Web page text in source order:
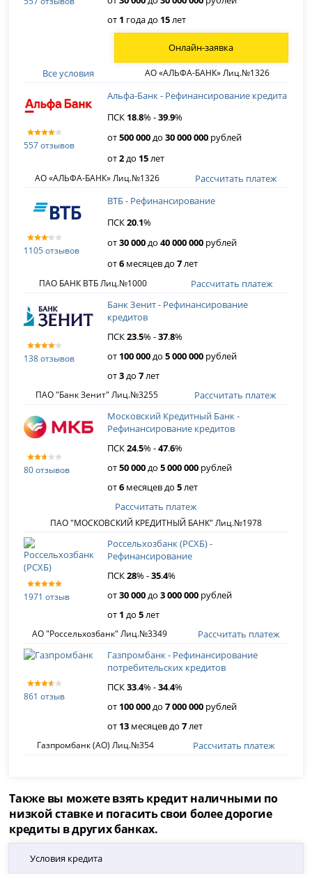
от 1 года до 15лет
Все условия АО «АЛЬФА-БАНК» Лиц.№1326
Онлайн-заявка
557 отзывов
Альфа-Банк - Рефинансирование кредита
ПСК 18.8% -39.9%
от500 000до30 000 000 рублей
от2до 15лет
АО «АЛЬФА-БАНК» Лиц.№1326 Рассчитать платеж
1105 отзывов
ВТБ - Рефинансирование
ПСК20.1%
от30 000до40 000 000 рублей
от6 месяцев до7лет
ПАО БАНК ВТБ Лиц.№1000 Рассчитать платеж
138 отзывов
Банк Зенит - Рефинансирование
кредитов
ПСК23.5% -37.8%
от 100 000до5 000 000 рублей
от3до7лет
ПАО "Банк Зенит" Лиц.№3255 Рассчитать платеж
80 отзывов
Московский Кредитный Банк -
Рефинансирова­ние кредитов
ПСК24.5% -47.6%
от50 000до5 000 000 рублей
от6 месяцев до5лет
ПАО "МОСКОВСКИЙ КРЕДИТНЫЙ БАНК" Лиц.№1978
Рассчитать платеж
1971 отзыв
Россельхозбанк (РСХБ) -
Рефинансирование
ПСК28% -35.4%
от30 000до3 000 000 рублей
от 1 до5лет
АО "Россельхозбанк" Лиц.№3349 Рассчитать платеж
861 отзыв
Газпромбанк - Рефинансирование
потребительских кредитов
ПСК33.4% -34.4%
от 100 000до7 000 000 рублей
от 13 месяцев до7лет
Газпромбанк (АО) Лиц.№354 Рассчитать платеж
Также вы можете взять кредит наличными по
низкой ставке и погасить свои более дорогие
кредиты в других банках.
Условия кредита